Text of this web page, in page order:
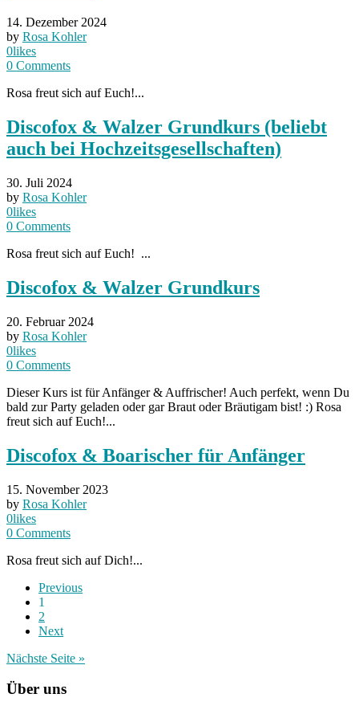
14. Dezember 2024
by Rosa Kohler
0likes
0 Comments
Rosa freut sich auf Euch!...
Discofox & Walzer Grundkurs (beliebt
auch bei Hochzeitsgesellschaften)
30. Juli 2024
by Rosa Kohler
0likes
0 Comments
Rosa freut sich auf Euch! ...
Discofox & Walzer Grundkurs
20. Februar 2024
by Rosa Kohler
0likes
0 Comments
Dieser Kurs ist für Anfänger & Auffrischer! Auch perfekt, wenn Du
bald zur Party geladen oder gar Braut oder Bräutigam bist! :) Rosa
freut sich auf Euch!...
Discofox & Boarischer für Anfänger
15. November 2023
by Rosa Kohler
0likes
0 Comments
Rosa freut sich auf Dich!...
Previous
1
2
Next
Nächste Seite »
Über uns